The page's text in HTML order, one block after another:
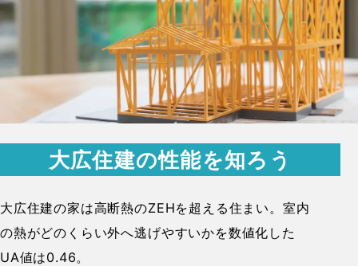
大広住建の性能を知ろう
大広住建の家は高断熱のZEHを超える住まい。 室内
の熱がどのくらい外へ逃げやすいかを数値化した
UA値は0.46。